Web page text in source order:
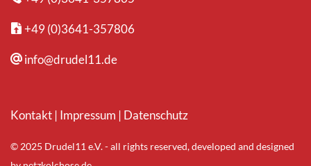
+49 (0)3641-357806
info@drudel11.de
Kontakt| Impressum | Datenschutz
© 2025 Drudel11 e.V. - all rights reserved, developed and designed